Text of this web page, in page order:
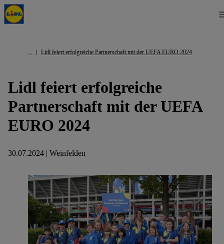
Lidl feiert erfolgreiche Partnerschaft mit der UEFA EURO 2024
Lidl feiert erfolgreiche
Partnerschaft mit der UEFA
EURO 2024
30.07.2024 | Weinfelden